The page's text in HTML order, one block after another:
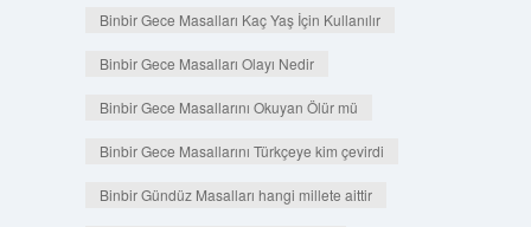
Binbir Gece Masalları Kaç Yaş İçin Kullanılır
Binbir Gece Masalları Olayı Nedir
Binbir Gece Masallarını Okuyan Ölür mü
Binbir Gece Masallarını Türkçeye kim çevirdi
Binbir Gündüz Masalları hangi millete aittir